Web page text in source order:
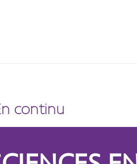
continu